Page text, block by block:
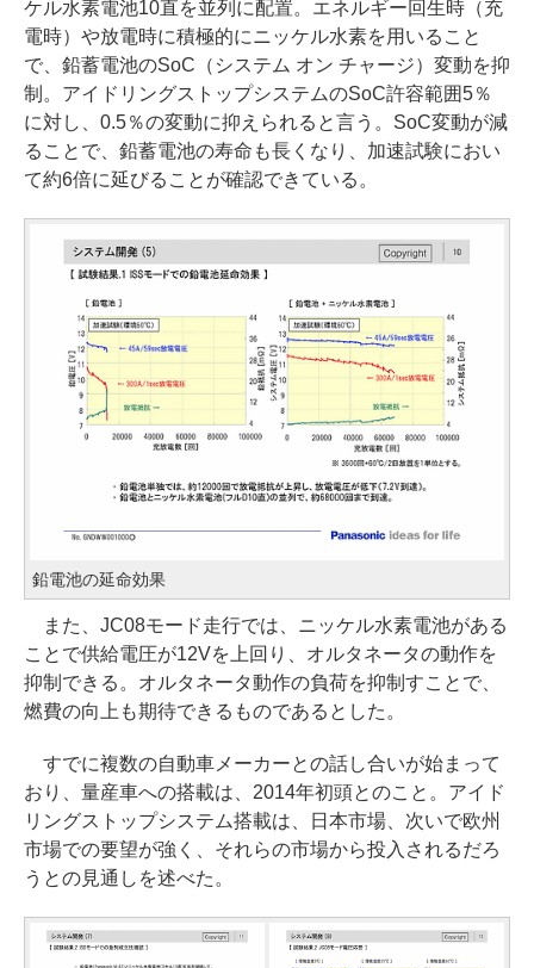
ケル水素電池10直を並列に配置。エネルギー回生時（充
電時）や放電時に積極的にニッケル水素を用いること
で、鉛蓄電池のSoC（システム オン チャージ）変動を抑
制。アイドリングストップシステムのSoC許容範囲5％
に対し、0.5％の変動に抑えられると言う。SoC変動が減
ることで、鉛蓄電池の寿命も長くなり、加速試験におい
て約6倍に延びることが確認できている。
鉛電池の延命効果
また、JC08モード走行では、ニッケル水素電池がある
ことで供給電圧が12Vを上回り、オルタネータの動作を
抑制できる。オルタネータ動作の負荷を抑制すことで、
燃費の向上も期待できるものであるとした。
すでに複数の自動車メーカーとの話し合いが始まって
おり、量産車への搭載は、2014年初頭とのこと。アイド
リングストップシステム搭載は、日本市場、次いで欧州
市場での要望が強く、それらの市場から投入されるだろ
うとの見通しを述べた。